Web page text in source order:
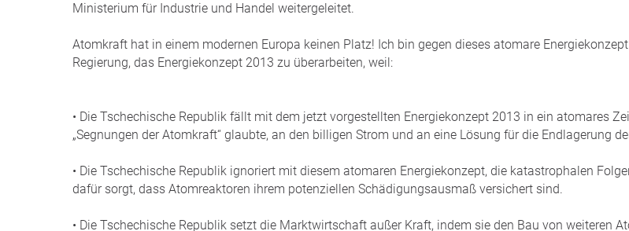
Ministerium für Industrie und Handel weitergeleitet.
Atomkraft hat in einem modernen Europa keinen Platz! Ich bin gegen dieses atomare
Regierung, das Energiekonzept 2013 zu überarbeiten, weil:
• Die Tschechische Republik fällt mit dem jetzt vorgestellten Energiekonzept 2013 in ein atomares
„Segnungen der Atomkraft“ glaubte, an den billigen Strom und an eine Lösung für die Endlagerung
• Die Tschechische Republik ignoriert mit diesem atomaren Energiekonzept, die katastrophalen
dafür sorgt, dass Atomreaktoren ihrem potenziellen Schädigungsausmaß versichert sind.
• Die Tschechische Republik setzt die Marktwirtschaft außer Kraft, indem sie den Bau von weiteren